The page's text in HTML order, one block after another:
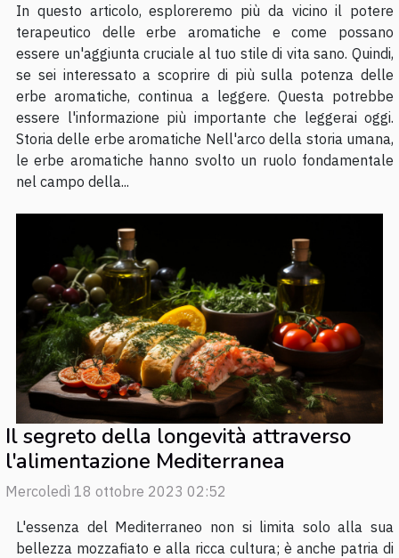
In questo articolo, esploreremo più da vicino il potere
terapeutico delle erbe aromatiche e come possano
essere un'aggiunta cruciale al tuo stile di vita sano. Quindi,
se sei interessato a scoprire di più sulla potenza delle
erbe aromatiche, continua a leggere. Questa potrebbe
essere l'informazione più importante che leggerai oggi.
Storia delle erbe aromatiche Nell'arco della storia umana,
le erbe aromatiche hanno svolto un ruolo fondamentale
nel campo della...
Il segreto della longevità attraverso
l'alimentazione Mediterranea
Mercoledì 18 ottobre 2023 02:52
L'essenza del Mediterraneo non si limita solo alla sua
bellezza mozzafiato e alla ricca cultura; è anche patria di